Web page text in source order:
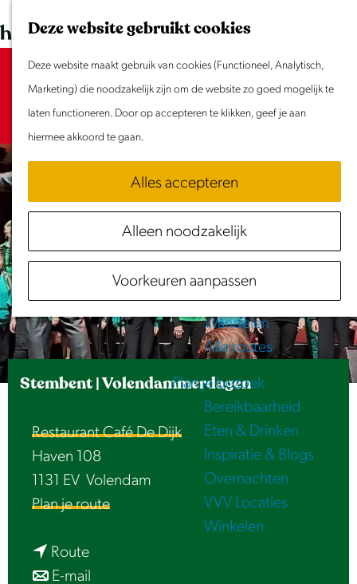
Deze website gebruikt cookies
Deze website maakt gebruik van cookies (Functioneel, Analytisch,
Marketing) die noodzakelijk zijn om de website zo goed mogelijk te
laten functioneren. Door op accepteren te klikken, geef je aan
hiermee akkoord te gaan.
Alles accepteren
Alleen noodzakelijk
Voorkeuren aanpassen
G
a
r
d
e
o
m
e
p
a
g
e
K
a
r
t
Z
e
k
e
n
e
n
u
Evenement aanmelden
Doen & Beleven
Zomer in Laag Holland
Met kinderen
Samen eropuit
Rust & Stilte
Activiteiten
Routes
Fietsen
Varen
Wandelen
Alle routes
Plan je bezoek
Bereikbaarheid
Eten & Drinken
Inspiratie & Blogs
Overnachten
VVV Locaties
Winkelen
Sorry, deze activiteit is niet meer
beschikbaar. Bekijk hetactuele aanbod
voor de beschikbare opties.
Stembent | Volendammerdagen
Restaurant Café De Dijk
Haven 108
1131 EV Volendam
Plan je routen
Routen
a
E-mail